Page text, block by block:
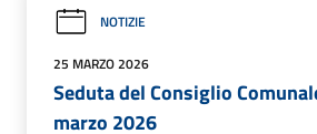
NOTIZIE
25 MARZO 2026
Seduta del Consiglio
marzo 2026